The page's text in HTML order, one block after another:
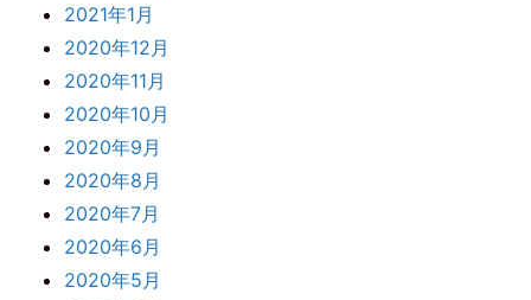
2021年1月
2020年12月
2020年11月
2020年10月
2020年9月
2020年8月
2020年7月
2020年6月
2020年5月